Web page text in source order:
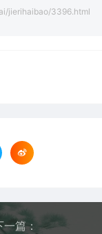
jierihaibao/3396.html
一篇：